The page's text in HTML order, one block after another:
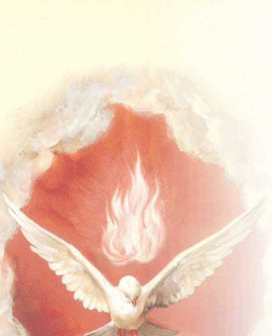
Acasa
Missal
Missal Duminical
Advent
Crăciun
Postul Mare
Timpul Pascal
Timpul de peste an – A
Timpul de peste an – B
Timpul de peste an – C
Solemnități și Sărbători
Missal Ferial